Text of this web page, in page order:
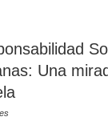
Una